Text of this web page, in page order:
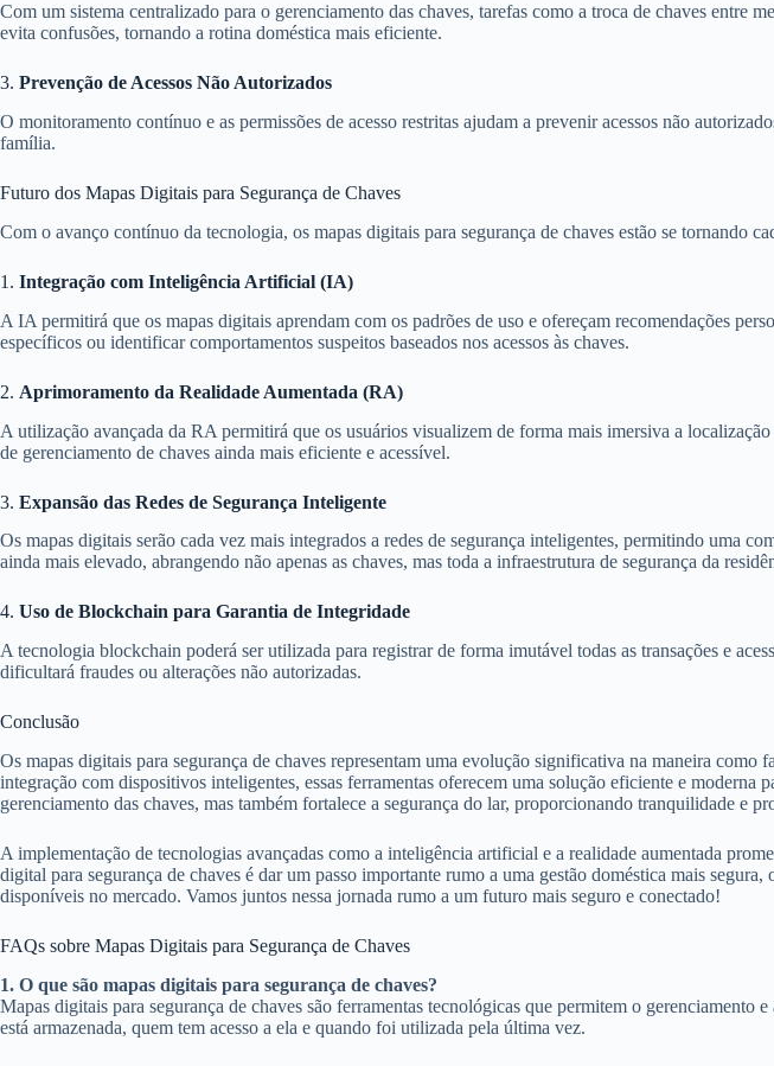
Com um sistema centralizado para o gerenciamento das chaves, tarefas como a troca de chaves entre
evita confusões, tornando a rotina doméstica mais eficiente.
3. Prevenção de Acessos Não Autorizados
O monitoramento contínuo e as permissões de acesso restritas ajudam a prevenir acessos não
família.
Futuro dos Mapas Digitais para Segurança de Chaves
Com o avanço contínuo da tecnologia, os mapas digitais para segurança de chaves estão se tornando
1. Integração com Inteligência Artificial (IA)
A IA permitirá que os mapas digitais aprendam com os padrões de uso e ofereçam recomendações
específicos ou identificar comportamentos suspeitos baseados nos acessos às chaves.
2. Aprimoramento da Realidade Aumentada (RA)
A utilização avançada da RA permitirá que os usuários visualizem de forma mais imersiva a
de gerenciamento de chaves ainda mais eficiente e acessível.
3. Expansão das Redes de Segurança Inteligente
Os mapas digitais serão cada vez mais integrados a redes de segurança inteligentes, permitindo uma
ainda mais elevado, abrangendo não apenas as chaves, mas toda a infraestrutura de segurança da
4. Uso de Blockchain para Garantia de Integridade
A tecnologia blockchain poderá ser utilizada para registrar de forma imutável todas as transações e
dificultará fraudes ou alterações não autorizadas.
Conclusão
Os mapas digitais para segurança de chaves representam uma evolução significativa na maneira
integração com dispositivos inteligentes, essas ferramentas oferecem uma solução eficiente e
gerenciamento das chaves, mas também fortalece a segurança do lar, proporcionando tranquilidade e
A implementação de tecnologias avançadas como a inteligência artificial e a realidade aumentada
digital para segurança de chaves é dar um passo importante rumo a uma gestão doméstica mais
disponíveis no mercado. Vamos juntos nessa jornada rumo a um futuro mais seguro e conectado!
FAQs sobre Mapas Digitais para Segurança de Chaves
1. O que são mapas digitais para segurança de chaves?
Mapas digitais para segurança de chaves são ferramentas tecnológicas que permitem o
está armazenada, quem tem acesso a ela e quando foi utilizada pela última vez.